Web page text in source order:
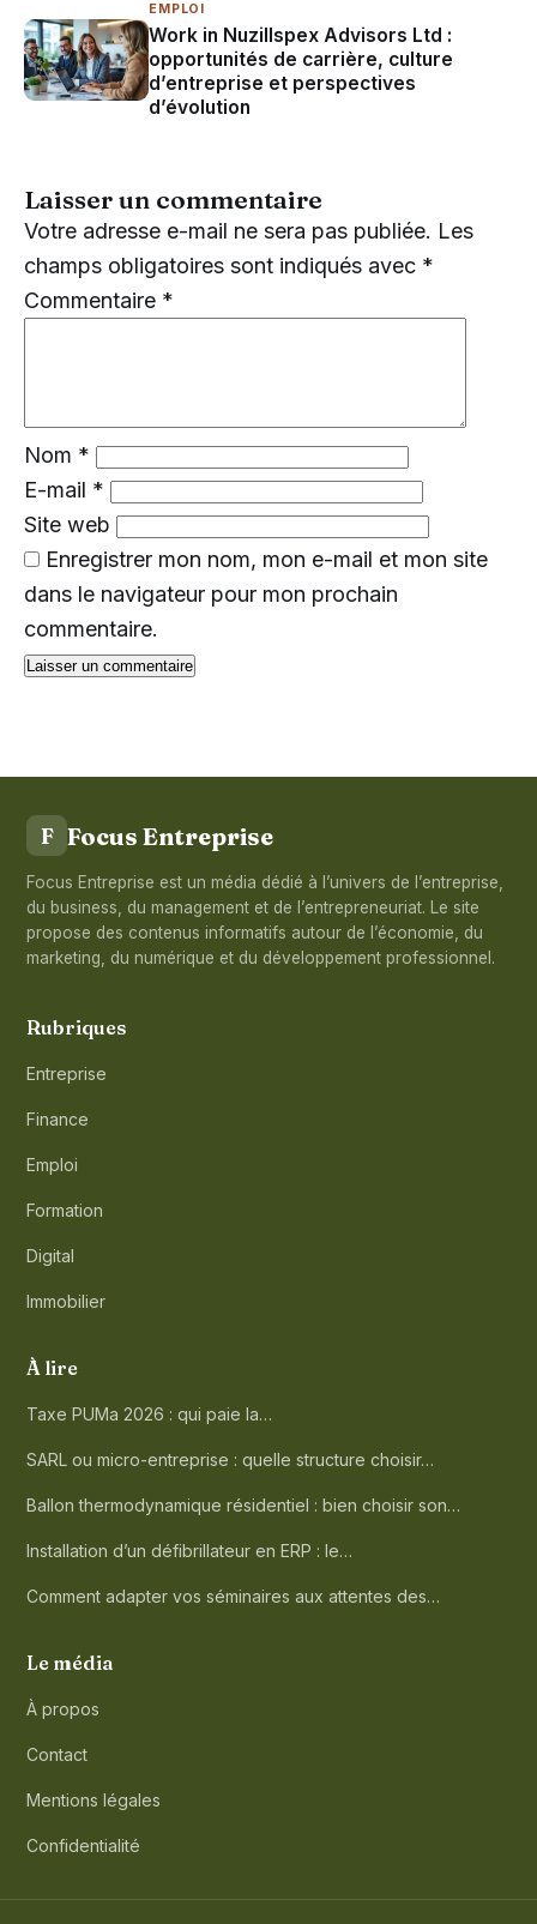
EMPLOI
Work in Nuzillspex Advisors Ltd :
opportunités de carrière, culture
d’entreprise et perspectives
d’évolution
Laisser un commentaire
Votre adresse e-mail ne sera pas publiée. Les
champs obligatoires sont indiqués avec *
Commentaire *
Nom *
E-mail *
Site web
Enregistrer mon nom, mon e-mail et mon site
dans le navigateur pour mon prochain
commentaire.
F Focus Entreprise
Focus Entreprise est un média dédié à l’univers de l’entreprise,
du business, du management et de l’entrepreneuriat. Le site
propose des contenus informatifs autour de l’économie, du
marketing, du numérique et du développement professionnel.
Rubriques
Entreprise
Finance
Emploi
Formation
Digital
Immobilier
À lire
Taxe PUMa 2026 : qui paie la…
SARL ou micro-entreprise : quelle structure choisir…
Ballon thermodynamique résidentiel : bien choisir son…
Installation d’un défibrillateur en ERP : le…
Comment adapter vos séminaires aux attentes des…
Le média
À propos
Contact
Mentions légales
Confidentialité